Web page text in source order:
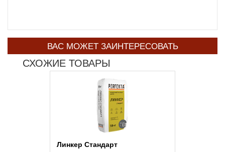
ВАС МОЖЕТ ЗАИНТЕРЕСОВАТЬ
СХОЖИЕ ТОВАРЫ
Линкер Стандарт